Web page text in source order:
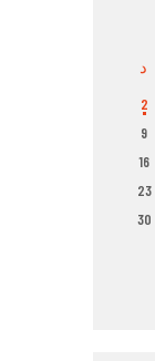
د
2
9
16
23
30